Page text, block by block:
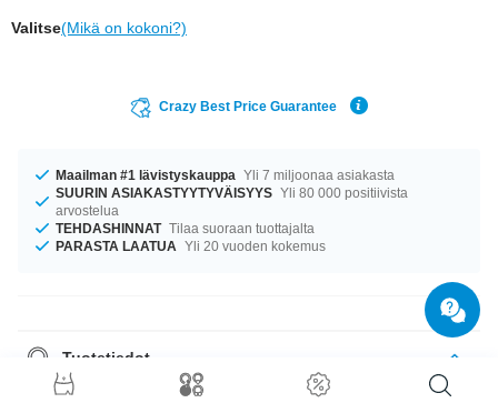
Valitse(Mikä on kokoni?)
Crazy Best Price Guarantee
Maailman #1 lävistyskauppa Yli 7 miljoonaa asiakasta
SUURIN ASIAKASTYYTYVÄISYYS Yli 80 000 positiivista
arvostelua
TEHDASHINNAT Tilaa suoraan tuottajalta
PARASTA LAATUA Yli 20 vuoden kokemus
Tuotetiedot
Oli kokosi mikä tahansa, meiltä löytyy. Saatavana halkaisijoilla 6 mm–20